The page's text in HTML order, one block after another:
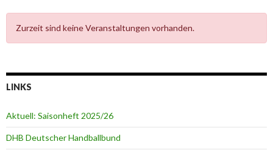
Zurzeit sind keine Veranstaltungen vorhanden.
LINKS
Aktuell: Saisonheft 2025/26
DHB Deutscher Handballbund